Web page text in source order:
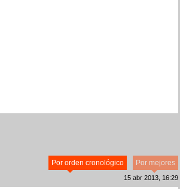
Por mejores
Por orden cronológico
15 abr 2013, 16:29